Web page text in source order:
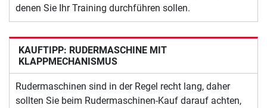
denen Sie Ihr Training durchführen sollen.
KAUFTIPP: RUDERMASCHINE MIT
KLAPPMECHANISMUS
Rudermaschinen sind in der Regel recht lang, daher
sollten Sie beim Rudermaschinen-Kauf darauf achten,